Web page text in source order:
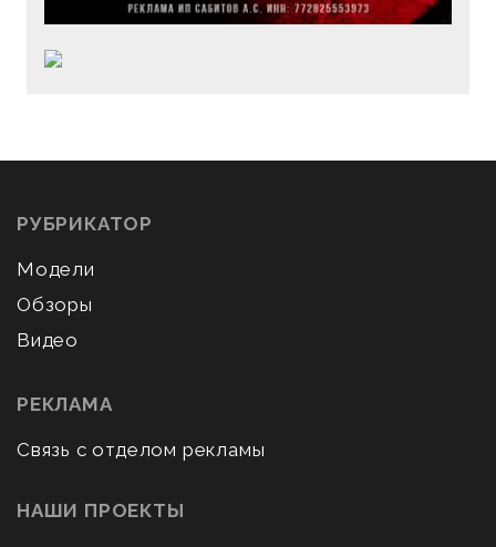
РУБРИКАТОР
Модели
Обзоры
Видео
РЕКЛАМА
Связь с отделом рекламы
НАШИ ПРОЕКТЫ